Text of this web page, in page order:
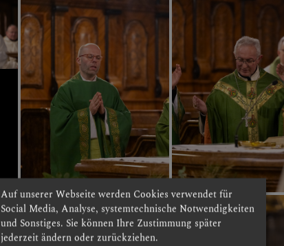
Auf unserer Webseite werden Cookies verwendet für
Social Media, Analyse, systemtechnische Notwendigkeiten
und Sonstiges. Sie können Ihre Zustimmung später
jederzeit ändern oder zurückziehen.